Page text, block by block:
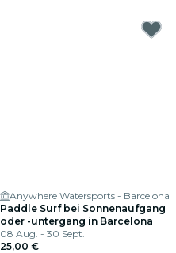
Anywhere Watersports - Barcelona
Paddle Surf bei Sonnenaufgang
oder -untergang in Barcelona
08 Aug. - 30 Sept.
25,00 €